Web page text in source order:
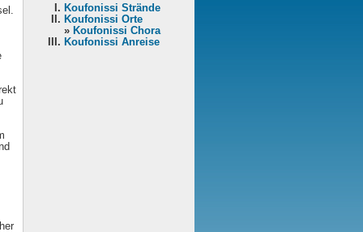
Koufonissi Strände
Koufonissi Orte
» Koufonissi Chora
Koufonissi Anreise